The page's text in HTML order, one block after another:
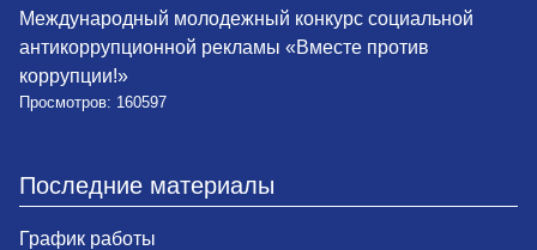
Международный молодежный конкурс социальной
антикоррупционной рекламы «Вместе против
коррупции!»
Просмотров: 160597
Последние материалы
График работы